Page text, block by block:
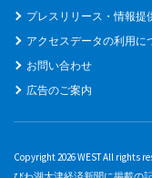
プレスリリース・情報提
アクセスデータの利用に
お問い合わせ
広告のご案内
Copyright 2026 WEST All rights